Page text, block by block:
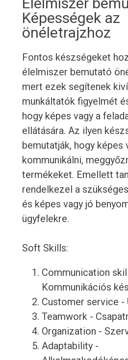
Képességek az
önéletrajzhoz
Fontos készségeket
élelmiszer bemutató
mert ezek segítenek
munkáltatók figyelmét
hogy képes vagy a
ellátására. Az ilyen
bemutatják, hogy képes
kommunikálni,
termékeket. Emellett
rendelkezel a
és képes vagy jó
ügyfelekre.
Soft Skills:
Communication
Kommunikációs
Customer service -
Teamwork -
Organization -
Adaptability -